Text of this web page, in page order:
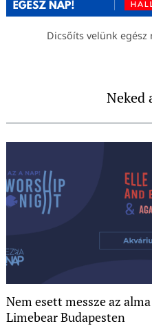
Dicsőíts velünk egész
Neked
Nem esett messze az
Limebear Budapesten